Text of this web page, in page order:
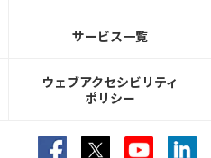
サービス一覧
ウェブアクセシビリティ
ポリシー